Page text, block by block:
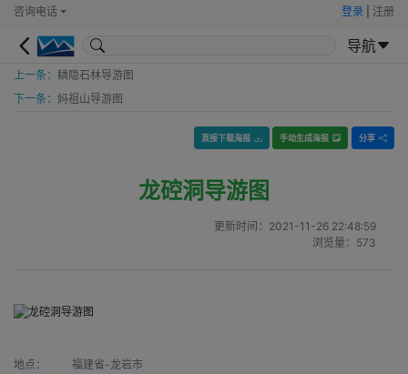
咨询电话 登录 注册
导航
上一条： 鳞隐石林导游图
下一条： 妈祖山导游图
直接下载海报 手动生成海报 分享
龙硿洞导游图
更新时间： 2021-11-26 22:48:59
浏览量： 573
地点： 福建省-龙岩市